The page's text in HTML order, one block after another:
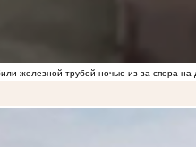
железной трубой ночью из-за спора на